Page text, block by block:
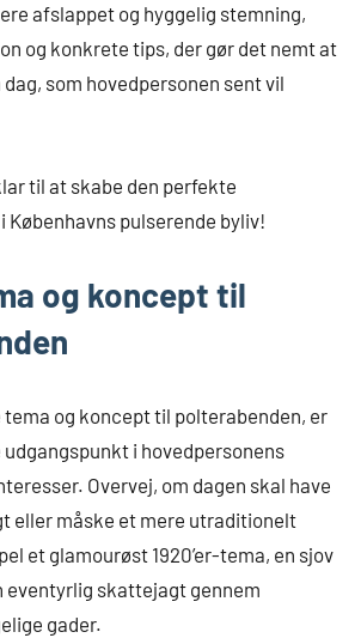
afslappet og hyggelig stemning,
og konkrete tips, der gør det nemt at
som hovedpersonen sent vil
til at skabe den perfekte
Københavns pulserende byliv!
og koncept til
og koncept til polterabenden, er
i hovedpersonens
Overvej, om dagen skal have
eller måske et mere utraditionelt
et glamourøst 1920’er-tema, en sjov
eventyrlig skattejagt gennem
gader.